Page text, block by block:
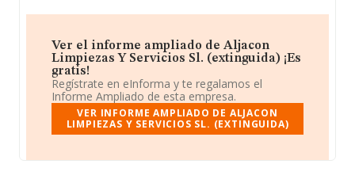
Ver el informe ampliado de Aljacon
Limpiezas Y Servicios Sl. (extinguida) ¡Es
gratis!
Regístrate en eInforma y te regalamos el
Informe Ampliado de esta empresa.
VER INFORME AMPLIADO DE ALJACON
LIMPIEZAS Y SERVICIOS SL. (EXTINGUIDA)